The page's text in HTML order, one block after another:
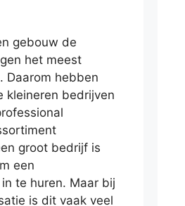
gebouw de
het meest
Daarom hebben
kleineren bedrijven
groot bedrijf is
een
te huren. Maar bij
is dit vaak veel